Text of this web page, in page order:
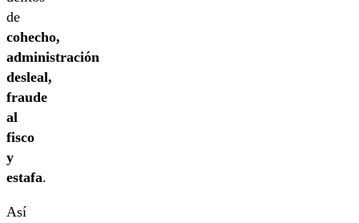
de
cohecho,
administración
desleal,
fraude
al
fisco
y
estafa.
Así